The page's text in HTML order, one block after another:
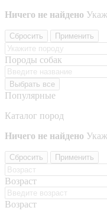
Ничего не найдено
Сбросить Применить
Породы собак
Выбрать все
Популярные
Каталог пород
Ничего не найдено
Сбросить Применить
Возраст
Возраст